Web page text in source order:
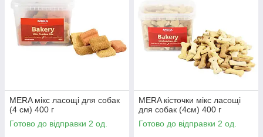
MERA мікс ласощі для собак
(4 см) 400 г
Готово до відправки 2 од.
MERA кісточки мікс ласощі
для собак (4см) 400 г
Готово до відправки 2 од.